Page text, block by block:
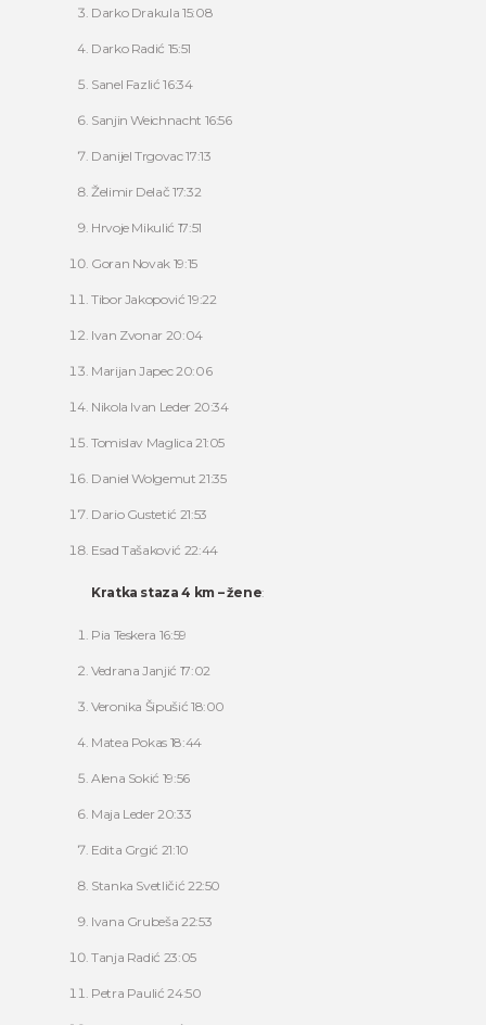
Darko Drakula 15:08
Darko Radić 15:51
Sanel Fazlić 16:34
Sanjin Weichnacht 16:56
Danijel Trgovac 17:13
Želimir Delač 17:32
Hrvoje Mikulić 17:51
Goran Novak 19:15
Tibor Jakopović 19:22
Ivan Zvonar 20:04
Marijan Japec 20:06
Nikola Ivan Leder 20:34
Tomislav Maglica 21:05
Daniel Wolgemut 21:35
Dario Gustetić 21:53
Esad Tašaković 22:44
Kratka staza 4 km – žene:
Pia Teskera 16:59
Vedrana Janjić 17:02
Veronika Šipušić 18:00
Matea Pokas 18:44
Alena Sokić 19:56
Maja Leder 20:33
Edita Grgić 21:10
Stanka Svetličić 22:50
Ivana Grubeša 22:53
Tanja Radić 23:05
Petra Paulić 24:50